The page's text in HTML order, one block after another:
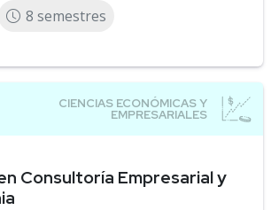
8 semestres
Consultoría Empresarial y